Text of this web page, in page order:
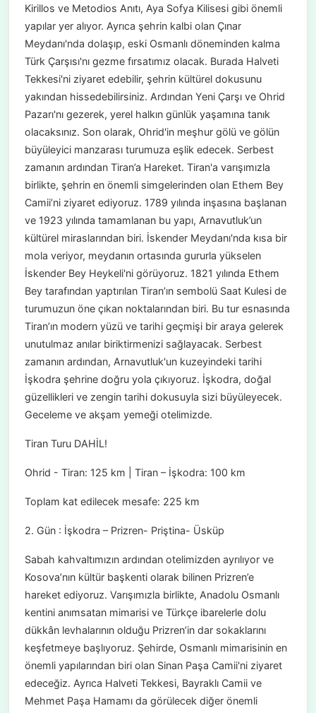
Kirillos ve Metodios Anıtı, Aya Sofya Kilisesi gibi önemli
yapılar yer alıyor. Ayrıca şehrin kalbi olan Çınar
Meydanı'nda dolaşıp, eski Osmanlı döneminden kalma
Türk Çarşısı'nı gezme fırsatımız olacak. Burada Halveti
Tekkesi'ni ziyaret edebilir, şehrin kültürel dokusunu
yakından hissedebilirsiniz. Ardından Yeni Çarşı ve Ohrid
Pazarı'nı gezerek, yerel halkın günlük yaşamına tanık
olacaksınız. Son olarak, Ohrid'in meşhur gölü ve gölün
büyüleyici manzarası turumuza eşlik edecek. Serbest
zamanın ardından Tiran’a Hareket. Tiran'a varışımızla
birlikte, şehrin en önemli simgelerinden olan Ethem Bey
Camii’ni ziyaret ediyoruz. 1789 yılında inşasına başlanan
ve 1923 yılında tamamlanan bu yapı, Arnavutluk’un
kültürel miraslarından biri. İskender Meydanı'nda kısa bir
mola veriyor, meydanın ortasında gururla yükselen
İskender Bey Heykeli'ni görüyoruz. 1821 yılında Ethem
Bey tarafından yaptırılan Tiran’ın sembolü Saat Kulesi de
turumuzun öne çıkan noktalarından biri. Bu tur esnasında
Tiran’ın modern yüzü ve tarihi geçmişi bir araya gelerek
unutulmaz anılar biriktirmenizi sağlayacak. Serbest
zamanın ardından, Arnavutluk'un kuzeyindeki tarihi
İşkodra şehrine doğru yola çıkıyoruz. İşkodra, doğal
güzellikleri ve zengin tarihi dokusuyla sizi büyüleyecek.
Geceleme ve akşam yemeği otelimizde.
Tiran Turu DAHİL!
Ohrid - Tiran: 125 km | Tiran – İşkodra: 100 km
Toplam kat edilecek mesafe: 225 km
2. Gün : İşkodra – Prizren- Priştina- Üsküp
Sabah kahvaltımızın ardından otelimizden ayrılıyor ve
Kosova’nın kültür başkenti olarak bilinen Prizren’e
hareket ediyoruz. Varışımızla birlikte, Anadolu Osmanlı
kentini anımsatan mimarisi ve Türkçe ibarelerle dolu
dükkân levhalarının olduğu Prizren’in dar sokaklarını
keşfetmeye başlıyoruz. Şehirde, Osmanlı mimarisinin en
önemli yapılarından biri olan Sinan Paşa Camii'ni ziyaret
edeceğiz. Ayrıca Halveti Tekkesi, Bayraklı Camii ve
Mehmet Paşa Hamamı da görülecek diğer önemli